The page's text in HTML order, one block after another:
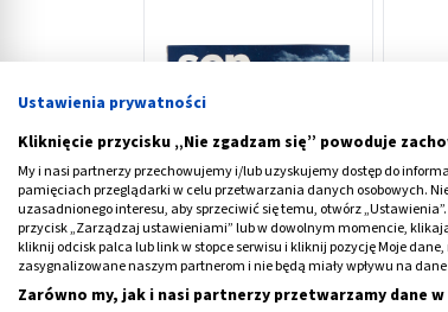
Sen Aurovitas, tabletki
powlekane, 30 szt
20,29 PLN
Sen
‹
Ustawienia prywatności
Kliknięcie przycisku „Nie zgadzam się” powoduje
My i nasi partnerzy przechowujemy i/lub uzyskujemy dostęp do
pamięciach przeglądarki w celu przetwarzania danych osobowych.
uzasadnionego interesu, aby sprzeciwić się temu, otwórz
przycisk „Zarządzaj ustawieniami” lub w dowolnym momencie,
kliknij odcisk palca lub link w stopce serwisu i kliknij pozycję Moje
zasygnalizowane naszym partnerom i nie będą miały wpływu na
Zarówno my, jak i nasi partnerzy przetwarzamy dane